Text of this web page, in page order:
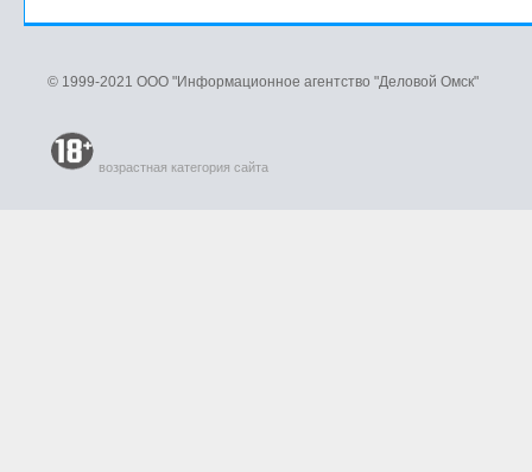
© 1999-2021 ООО "Информационное агентство "Деловой Омск"
возрастная категория сайта